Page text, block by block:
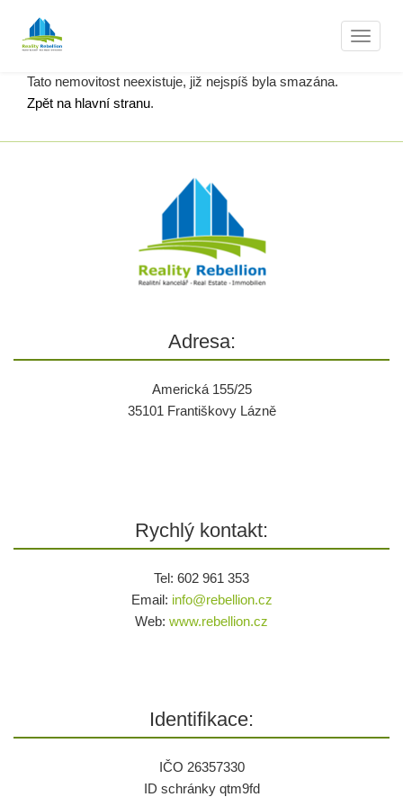
Nemovitosti
Tato nemovitost neexistuje, již nejspíš byla smazána.
Zpět na hlavní stranu.
Adresa:
Americká 155/25
35101 Františkovy Lázně
Rychlý kontakt:
Tel: 602 961 353
Email: info@rebellion.cz
Web: www.rebellion.cz
Identifikace:
IČO 26357330
ID schránky qtm9fd